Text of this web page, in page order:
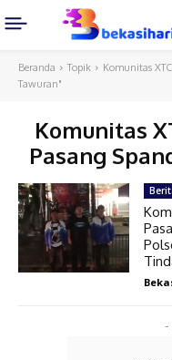
Beranda Topik
Komunitas
Tawuran"
Komunitas
Pasang
-